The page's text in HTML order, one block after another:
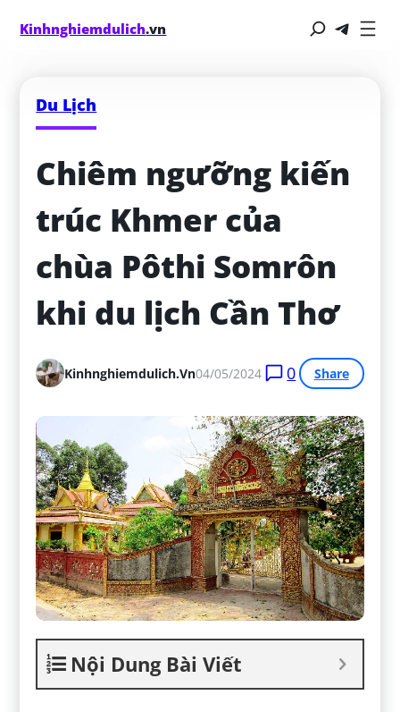
Kinhnghiemdulich.vn
Du Lịch
Chiêm ngưỡng kiến
trúc Khmer của
chùa Pôthi Somrôn
khi du lịch Cần Thơ
Kinhnghiemdulich.vn04/05/2024 0 Share
Nội Dung Bài Viết